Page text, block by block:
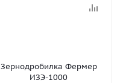
Зернодробилка Фермер
ИЗЭ-1000